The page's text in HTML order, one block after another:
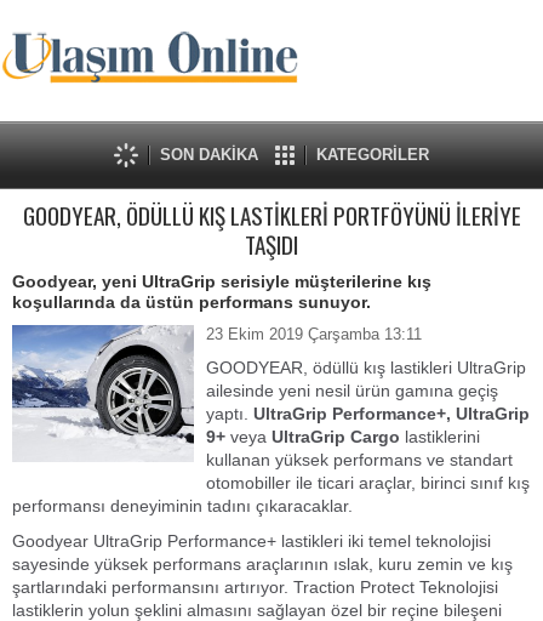
SON DAKİKA KATEGORİLER
GOODYEAR, ÖDÜLLÜ KIŞ LASTİKLERİ PORTFÖYÜNÜ İLERİYE
TAŞIDI
Goodyear, yeni UltraGrip serisiyle müşterilerine kış
koşullarında da üstün performans sunuyor.
23 Ekim 2019 Çarşamba 13:11
GOODYEAR, ödüllü kış lastikleri UltraGrip
ailesinde yeni nesil ürün gamına geçiş
yaptı. UltraGrip Performance+, UltraGrip
9+ veya UltraGrip Cargo lastiklerini
kullanan yüksek performans ve standart
otomobiller ile ticari araçlar, birinci sınıf kış
performansı deneyiminin tadını çıkaracaklar.
Goodyear UltraGrip Performance+ lastikleri iki temel teknolojisi
sayesinde yüksek performans araçlarının ıslak, kuru zemin ve kış
şartlarındaki performansını artırıyor. Traction Protect Teknolojisi
lastiklerin yolun şeklini almasını sağlayan özel bir reçine bileşeni